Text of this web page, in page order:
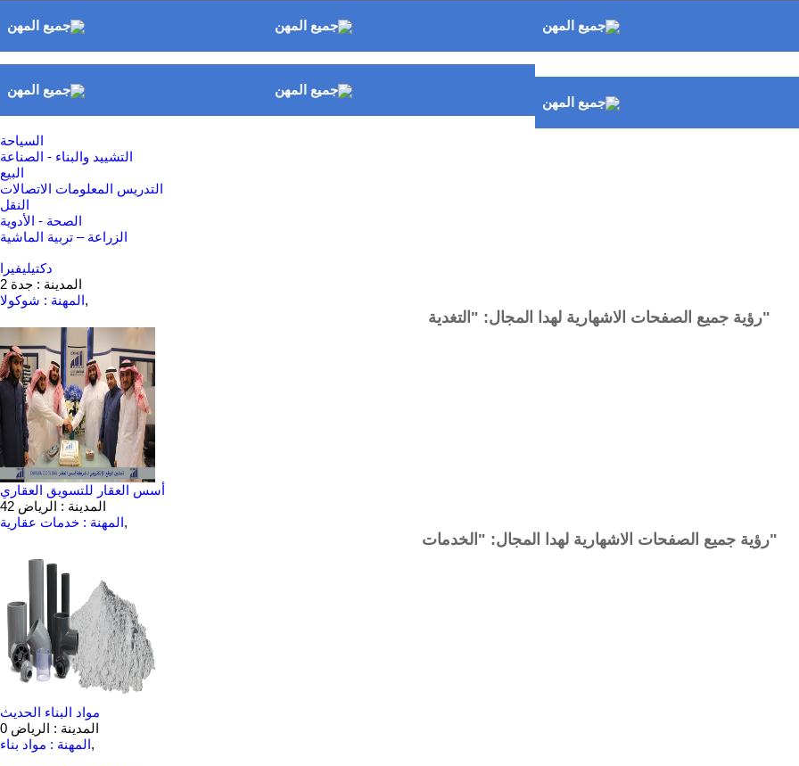
السياحة
التشييد والبناء - الصناعة
البيع
التدريس المعلومات الاتصالات
النقل
الصحة - الأدوية
الزراعة – تربية الماشية
دكتيليفيرا
2 المدينة : جدة
المهنة : شوكولا,
رؤية جميع الصفحات الاشهارية لهدا المجال: "التغدية"
أسس العقار للتسويق العقاري
42 المدينة : الرياض
المهنة : خدمات عقارية,
رؤية جميع الصفحات الاشهارية لهدا المجال: "الخدمات"
مواد البناء الحديث
0 المدينة : الرياض
المهنة : مواد بناء,